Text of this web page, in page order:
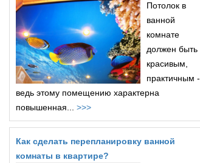
Потолок в
ванной
комнате
должен быть
красивым,
практичным -
ведь этому помещению характерна
повышенная... >>>
Как сделать перепланировку ванной
комнаты в квартире?